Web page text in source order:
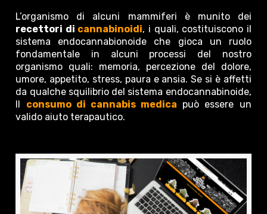
L’organismo di alcuni mammiferi è munito dei
recettori di cannabinoidi, i quali, costituiscono il
sistema endocannabionoide che gioca un ruolo
fondamentale in alcuni processi del nostro
organismo quali: memoria, percezione del dolore,
umore, appetito, stress, paura e ansia. Se si è affetti
da qualche squilibrio del sistema endocannabinoide,
Il consumo di cannabis medica può essere un
valido aiuto terapautico.